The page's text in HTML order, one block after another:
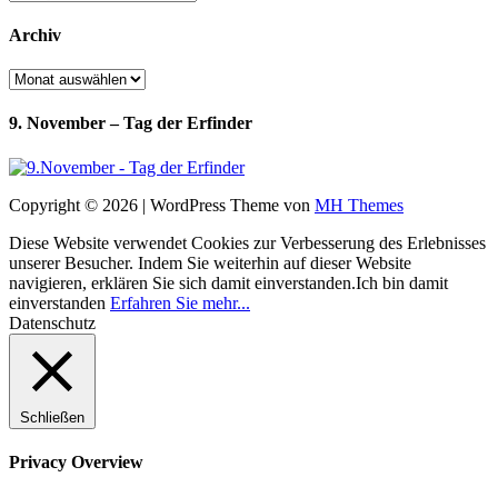
Archiv
Archiv
9. November – Tag der Erfinder
Copyright © 2026 | WordPress Theme von MH Themes
Diese Website verwendet Cookies zur Verbesserung des Erlebnisses
unserer Besucher. Indem Sie weiterhin auf dieser Website
navigieren, erklären Sie sich damit einverstanden.Ich bin damit
einverstanden Erfahren Sie mehr...
Datenschutz
Schließen
Privacy Overview